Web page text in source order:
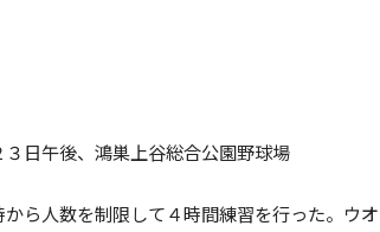
日午後、鴻巣上谷総合公園野球場
ら人数を制限して４時間練習を行った。ウオ